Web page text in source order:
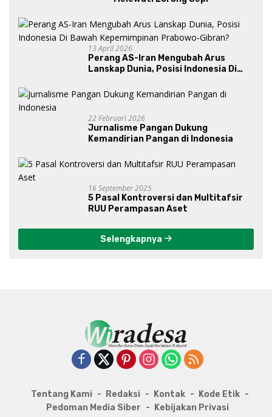
13 April 2026
Perang AS-Iran Mengubah Arus
Lanskap Dunia, Posisi Indonesia Di
Gibran?
22 Februari 2026
Jurnalisme Pangan Dukung
Kemandirian Pangan di Indonesia
16 September 2025
5 Pasal Kontroversi dan Multitafsir
RUU Perampasan Aset
Selengkapnya
Tentang Kami Redaksi Kontak
Kode Etik
Pedoman Media Siber
Kebijakan Privasi